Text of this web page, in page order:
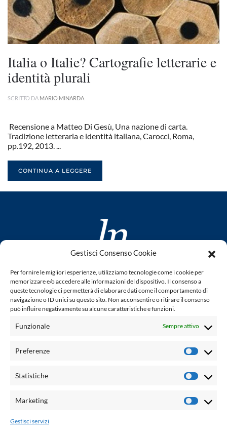
Gestisci Consenso Cookie
Per fornire le migliori esperienze, utilizziamo tecnologie come i cookie per
memorizzare e/o accedere alle informazioni del dispositivo. Il consenso a
queste tecnologie ci permetterà di elaborare dati come il comportamento di
navigazione o ID unici su questo sito. Non acconsentire o ritirare il consenso
può influire negativamente su alcune caratteristiche e funzioni.
Funzionale Sempre attivo
Preferenze
Statistiche
Marketing
Gestisci servizi
Italia o Italie? Cartografie letterarie e
identità plurali
SCRITTO DA MARIO MINARDA
Recensione a Matteo Di Gesù, Una nazione di carta.
Tradizione letteraria e identità italiana, Carocci, Roma,
pp.192, 2013. ...
CONTINUA A LEGGERE
www.laletteraturaenoi.it
fondato da Romano Luperini
Questo blog non rappresenta una testata giornalistica in
quanto viene aggiornato senza alcuna periodicità. Non può
legge n° 62 del 7.03.2001. L'autore non è responsabile per
email: